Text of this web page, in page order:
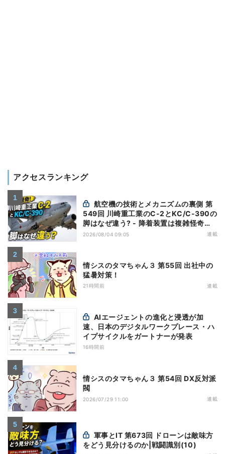
アクセスランキング
549回 川崎重工業のC-2とKC/C-390の
脚はなぜ違う? - 降着装置は複雑怪奇
(5)|軍用輸送機(10)
2026/08/04 09:05 連載
情シスのタマちゃん３ 第55回 出社中の
猛暑対策！
21時間前 連載
速、日本のデジタルワークプレース・ハ
イプサイクルをガートナーが発表
16時間前
情シスのタマちゃん３ 第54回 DX反対派
閥
2026/07/29 11:00 連載
をどう見分けるのか|戦闘識別(10)